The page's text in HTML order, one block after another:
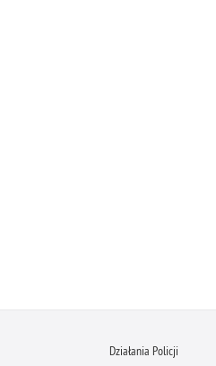
Działania Policji